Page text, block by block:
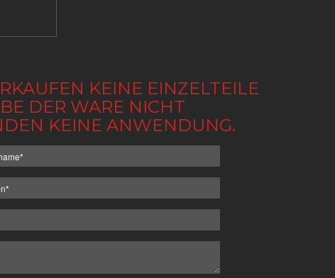
KEINE EINZELTEILE
DER WARE NICHT
KEINE ANWENDUNG.